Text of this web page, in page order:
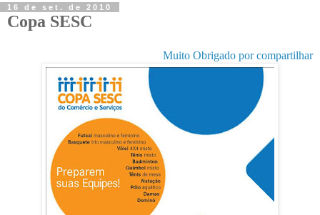
16 de set. de 2010
Copa SESC
Muito Obrigado por compartilhar